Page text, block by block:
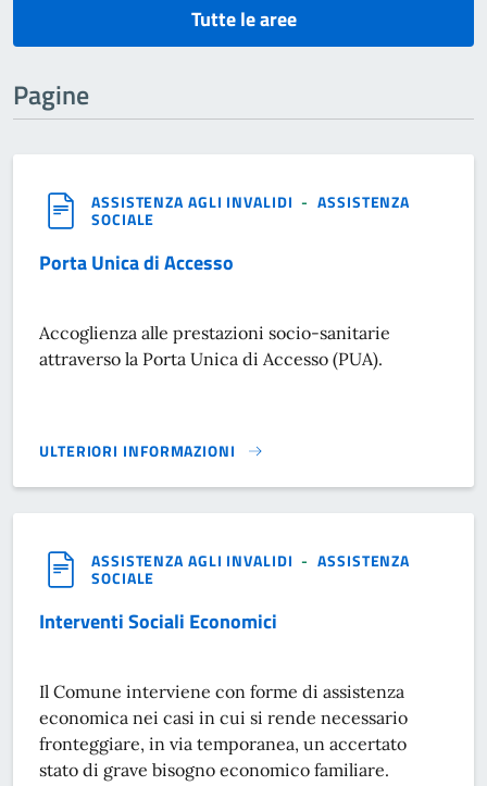
Tutte le aree
Pagine
ASSISTENZA AGLI INVALIDI -ASSISTENZA
SOCIALE
Porta Unica di Accesso
Accoglienza alle prestazioni socio-sanitarie
attraverso la Porta Unica di Accesso (PUA).
ULTERIORI INFORMAZIONI
PORTA UNICA DI ACCESSO}
ASSISTENZA AGLI INVALIDI -ASSISTENZA
SOCIALE
Interventi Sociali Economici
Il Comune interviene con forme di assistenza
economica nei casi in cui si rende necessario
fronteggiare, in via temporanea, un accertato
stato di grave bisogno economico familiare.